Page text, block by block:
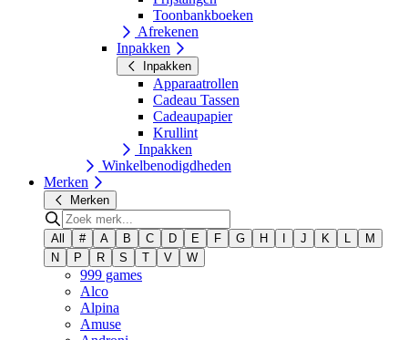
Toonbankboeken
Afrekenen
Inpakken
Inpakken
Apparaatrollen
Cadeau Tassen
Cadeaupapier
Krullint
Inpakken
Winkelbenodigdheden
Merken
Merken
All # A B C D E F G H J K L
M
N
P R S T V W
999 games
Alco
Alpina
Amuse